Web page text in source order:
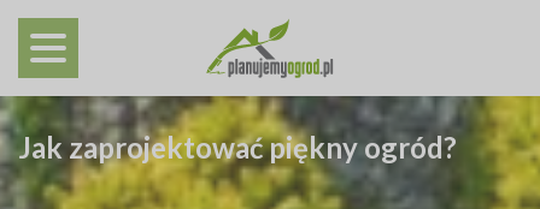
Jak zaprojektować piękny ogród?